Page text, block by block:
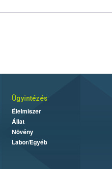
Ügyintézés
Élelmiszer
Állat
Növény
Labor/Egyéb